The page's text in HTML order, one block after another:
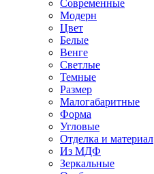
Современные
Модерн
Цвет
Белые
Венге
Светлые
Темные
Размер
Малогабаритные
Форма
Угловые
Отделка и материал
Из МДФ
Зеркальные